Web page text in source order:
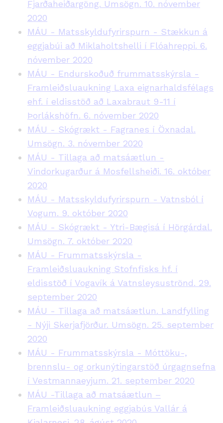
Fjarðaheiðargöng. Umsögn. 10. nóvember
2020
MÁU - Matsskyldufyrirspurn - Stækkun á
eggjabúi að Miklaholtshelli í Flóahreppi. 6.
nóvember 2020
MÁU - Endurskoðuð frummatsskýrsla -
Framleiðsluaukning Laxa eignarhaldsfélags
ehf. í eldisstöð að Laxabraut 9-11 í
Þorlákshöfn. 6. nóvember 2020
MÁU - Skógrækt - Fagranes í Öxnadal.
Umsögn. 3. nóvember 2020
MÁU - Tillaga að matsáætlun -
Vindorkugarður á Mosfellsheiði. 16. október
2020
MÁU - Matsskyldufyrirspurn - Vatnsból í
Vogum. 9. október 2020
MÁU - Skógrækt - Ytri-Bægisá í Hörgárdal.
Umsögn. 7. október 2020
MÁU - Frummatsskýrsla -
Framleiðsluaukning Stofnfisks hf. í
eldisstöð í Vogavík á Vatnsleysuströnd. 29.
september 2020
MÁU - Tillaga að matsáætlun. Landfylling
- Nýji Skerjafjörður. Umsögn. 25. september
2020
MÁU - Frummatsskýrsla - Móttöku-,
brennslu- og orkunýtingarstöð úrgagnsefna
í Vestmannaeyjum. 21. september 2020
MÁU -Tillaga að matsáætlun –
Framleiðsluaukning eggjabús Vallár á